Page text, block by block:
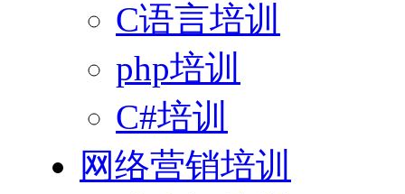
C语言培训
php培训
C#培训
网络营销培训